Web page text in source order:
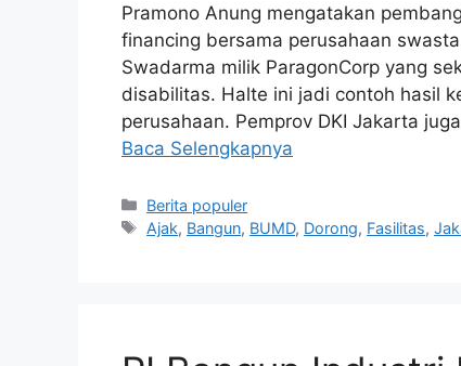
Pramono Anung mengatakan
financing bersama perusahaan
Swadarma milik ParagonCorp yang
disabilitas. Halte ini jadi contoh hasil
perusahaan. Pemprov DKI Jakarta
Baca Selengkapnya
Kategori
Berita populer
Tag
Ajak, Bangun, BUMD, Dorong, Fasilitas,